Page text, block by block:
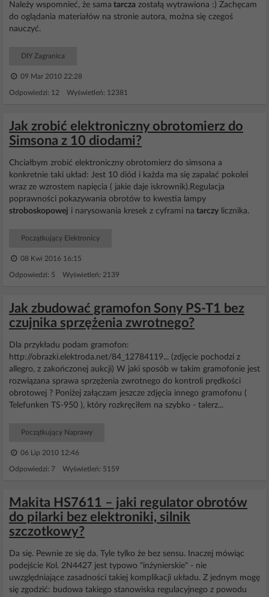
Należy wspomnieć, że sama tarcza zostałą wytrawiona :) Zachęcam
do oglądania materiałów na stronie autora, można się czegoś
nauczyć.
DIY Zagranica
09 Mar 2010 22:28
Odpowiedzi: 12 Wyświetleń: 12381
Jak zrobić elektroniczny obrotomierz do
Simsona z 10 diodami?
Chciałbym zrobić elektroniczny obrotomierz do simsona a
konkretnie taki układ: Jest 10 diód i każda ma się zapalać pokolei
wraz ze wzrostem napięcia ( jakie daje iskrownik).Regulacja
poprawności pokazywania obrotów to kwestia lampy
stroboskopowej i narysowania kresek z cyframi na tarczy licznika.
Początkujący Elektronicy
08 Kwi 2016 16:15
Odpowiedzi: 5 Wyświetleń: 2139
Jak zbudować gramofon Sony PS-T1 bez
czujnika sprzężenia zwrotnego?
Dla przykładu podam gramofon:
http://obrazki.elektroda.net/84_12784119... (zdjęcie pochodzi z
allegro, z zakończonej aukcji) W jaki sposób w takim gramofonie jest
rozwiązana sprawa sprzężenia zwrotnego do kontroli prędkości
obrotowej ? Poniżej załączam jeszcze zdjęcia innego gramofonu (
Telefunken TS-950 ), który rozkręciłem na szybko - talerz...
Początkujący Naprawy
06 Lip 2010 12:46
Odpowiedzi: 7 Wyświetleń: 5159
Makita HS7611 – jaki regulator obrotów
do pilarki bez elektroniki, silnik
szczotkowy?
Da się. Pewnie ze się da. Tyle tylko że bez sensu. Inaczej mówiąc
podejście Kol. 2N4427 jest typowo "inżynierskie" - nie
uwzględniające zasadności takiej komplikacji układu. Z jednym mogę
się zgodzić: budowa takiego stanowiska regulacyjnego z powodu